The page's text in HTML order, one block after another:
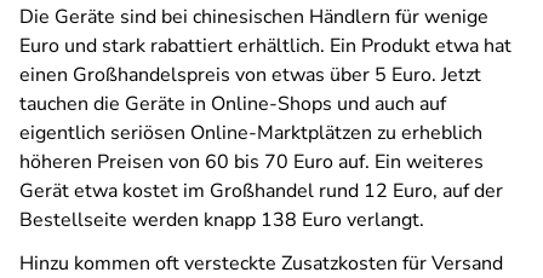
Die Geräte sind bei chinesischen Händlern für wenige
Euro und stark rabattiert erhältlich. Ein Produkt etwa hat
einen Großhandelspreis von etwas über 5 Euro. Jetzt
tauchen die Geräte in Online-Shops und auch auf
eigentlich seriösen Online-Marktplätzen zu erheblich
höheren Preisen von 60 bis 70 Euro auf. Ein weiteres
Gerät etwa kostet im Großhandel rund 12 Euro, auf der
Bestellseite werden knapp 138 Euro verlangt.
Hinzu kommen oft versteckte Zusatzkosten für Versand